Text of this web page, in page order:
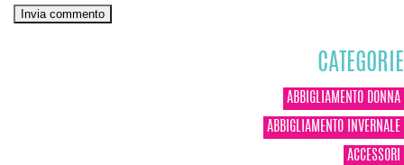
CATEGORIE
ABBIGLIAMENTO DONNA
ABBIGLIAMENTO INVERNALE
ACCESSORI